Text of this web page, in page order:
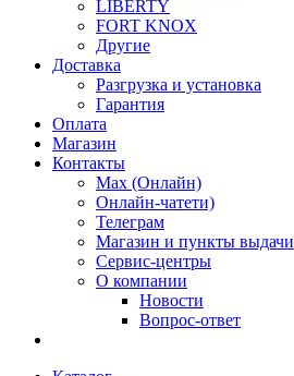
LIBERTY
FORT KNOX
Другие
Доставка
Разгрузка и установка
Гарантия
Оплата
Магазин
Контакты
Max (Онлайн)
Онлайн-чатети)
Телеграм
Магазин и пункты выдачи
Сервис-центры
О компании
Новости
Вопрос-ответ